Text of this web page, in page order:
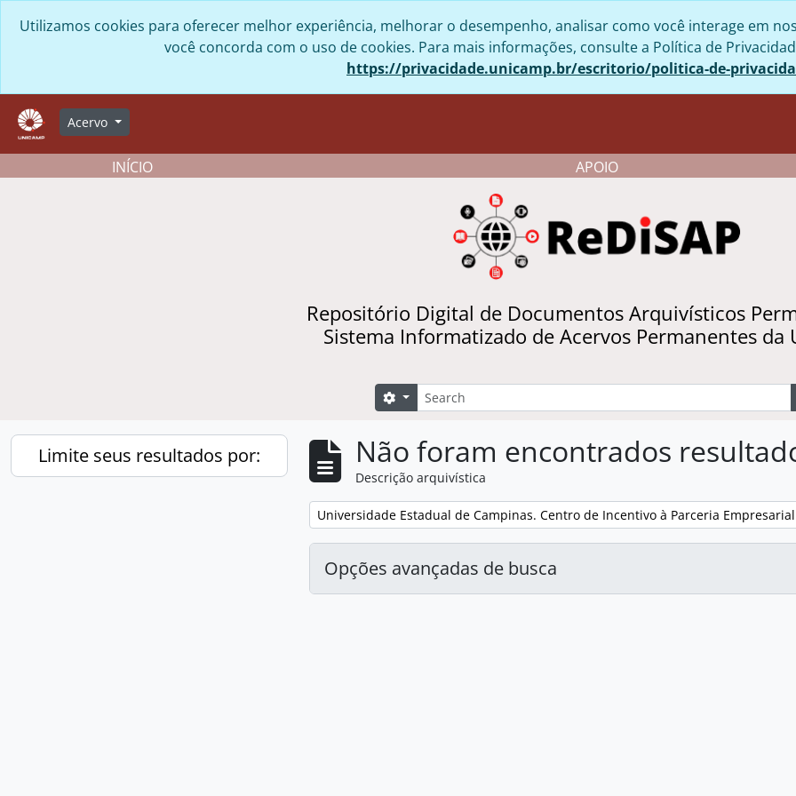
Utilizamos cookies para oferecer melhor experiência, melhorar o desempenho, analisar como você interage em
você concorda com o uso de cookies. Para mais informações, consulte a Política de
https://privacidade.unicamp.br/escritorio/politica-de-
Acervo
INÍCIO APOIO
Repositório Digital de Documentos Arquivísticos
Sistema Informatizado de Acervos Permanentes da
Buscar
Opções de busca
Limite seus resultados por: Não foram encontrados
Descrição arquivística
Remover filtro:
Universidade Estadual de Campinas. Centro de Incentivo à Parceria Empresarial
Opções avançadas de busca